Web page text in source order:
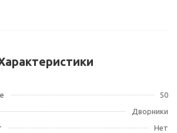
50
Дворники
Нет